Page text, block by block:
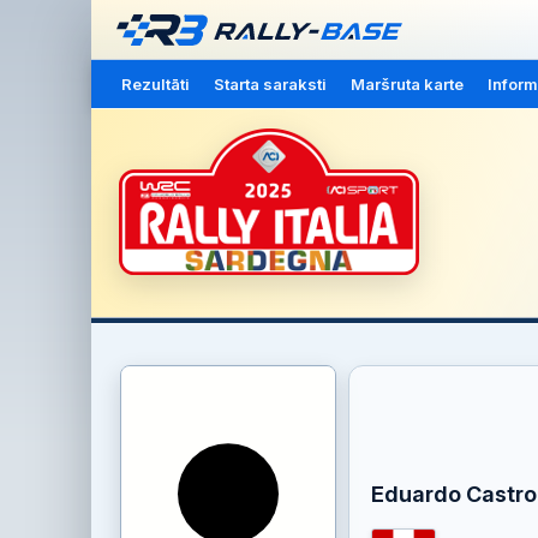
Rezultāti Starta saraksti Maršruta karte
Eduardo Castro